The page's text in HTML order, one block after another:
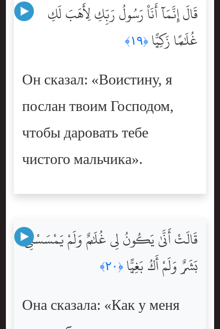
قَالَ إِنَّمَآ أَنَا۠ رَسُولُ رَبِّكِ لِأَهَبَ لَكِ
غُلَٰمًۭا زَكِيًّۭا ﴿١٩﴾
Он сказал: «Воистину, я
послан твоим Господом,
чтобы даровать тебе
чистого мальчика».
قَالَتْ أَنَّىٰ يَكُونُ لِى غُلَٰمٌۭ وَلَمْ يَمْسَسْنِى
بَشَرٌۭ وَلَمْ أَكُ بَغِيًّۭا ﴿٢٠﴾
Она сказала: «Как у меня